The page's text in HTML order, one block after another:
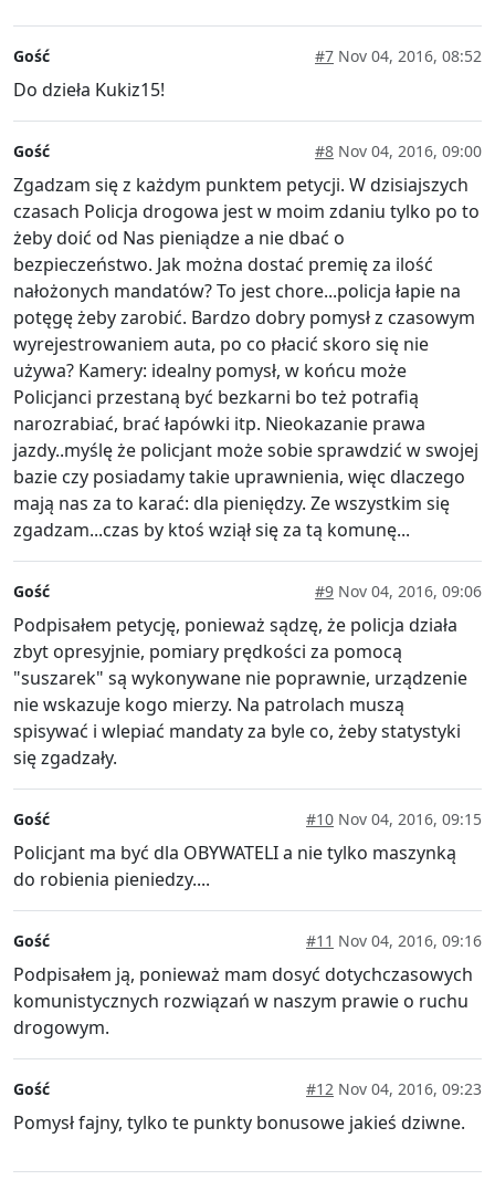
Gość #7 Nov 04, 2016, 08:52
Do dzieła Kukiz15!
Gość #8 Nov 04, 2016, 09:00
Zgadzam się z każdym punktem petycji. W dzisiajszych
czasach Policja drogowa jest w moim zdaniu tylko po to
żeby doić od Nas pieniądze a nie dbać o
bezpieczeństwo. Jak można dostać premię za ilość
nałożonych mandatów? To jest chore...policja łapie na
potęgę żeby zarobić. Bardzo dobry pomysł z czasowym
wyrejestrowaniem auta, po co płacić skoro się nie
używa? Kamery: idealny pomysł, w końcu może
Policjanci przestaną być bezkarni bo też potrafią
narozrabiać, brać łapówki itp. Nieokazanie prawa
jazdy..myślę że policjant może sobie sprawdzić w swojej
bazie czy posiadamy takie uprawnienia, więc dlaczego
mają nas za to karać: dla pieniędzy. Ze wszystkim się
zgadzam...czas by ktoś wziął się za tą komunę...
Gość #9 Nov 04, 2016, 09:06
Podpisałem petycję, ponieważ sądzę, że policja działa
zbyt opresyjnie, pomiary prędkości za pomocą
"suszarek" są wykonywane nie poprawnie, urządzenie
nie wskazuje kogo mierzy. Na patrolach muszą
spisywać i wlepiać mandaty za byle co, żeby statystyki
się zgadzały.
Gość #10 Nov 04, 2016, 09:15
Policjant ma być dla OBYWATELI a nie tylko maszynką
do robienia pieniedzy....
Gość #11 Nov 04, 2016, 09:16
Podpisałem ją, ponieważ mam dosyć dotychczasowych
komunistycznych rozwiązań w naszym prawie o ruchu
drogowym.
Gość #12 Nov 04, 2016, 09:23
Pomysł fajny, tylko te punkty bonusowe jakieś dziwne.